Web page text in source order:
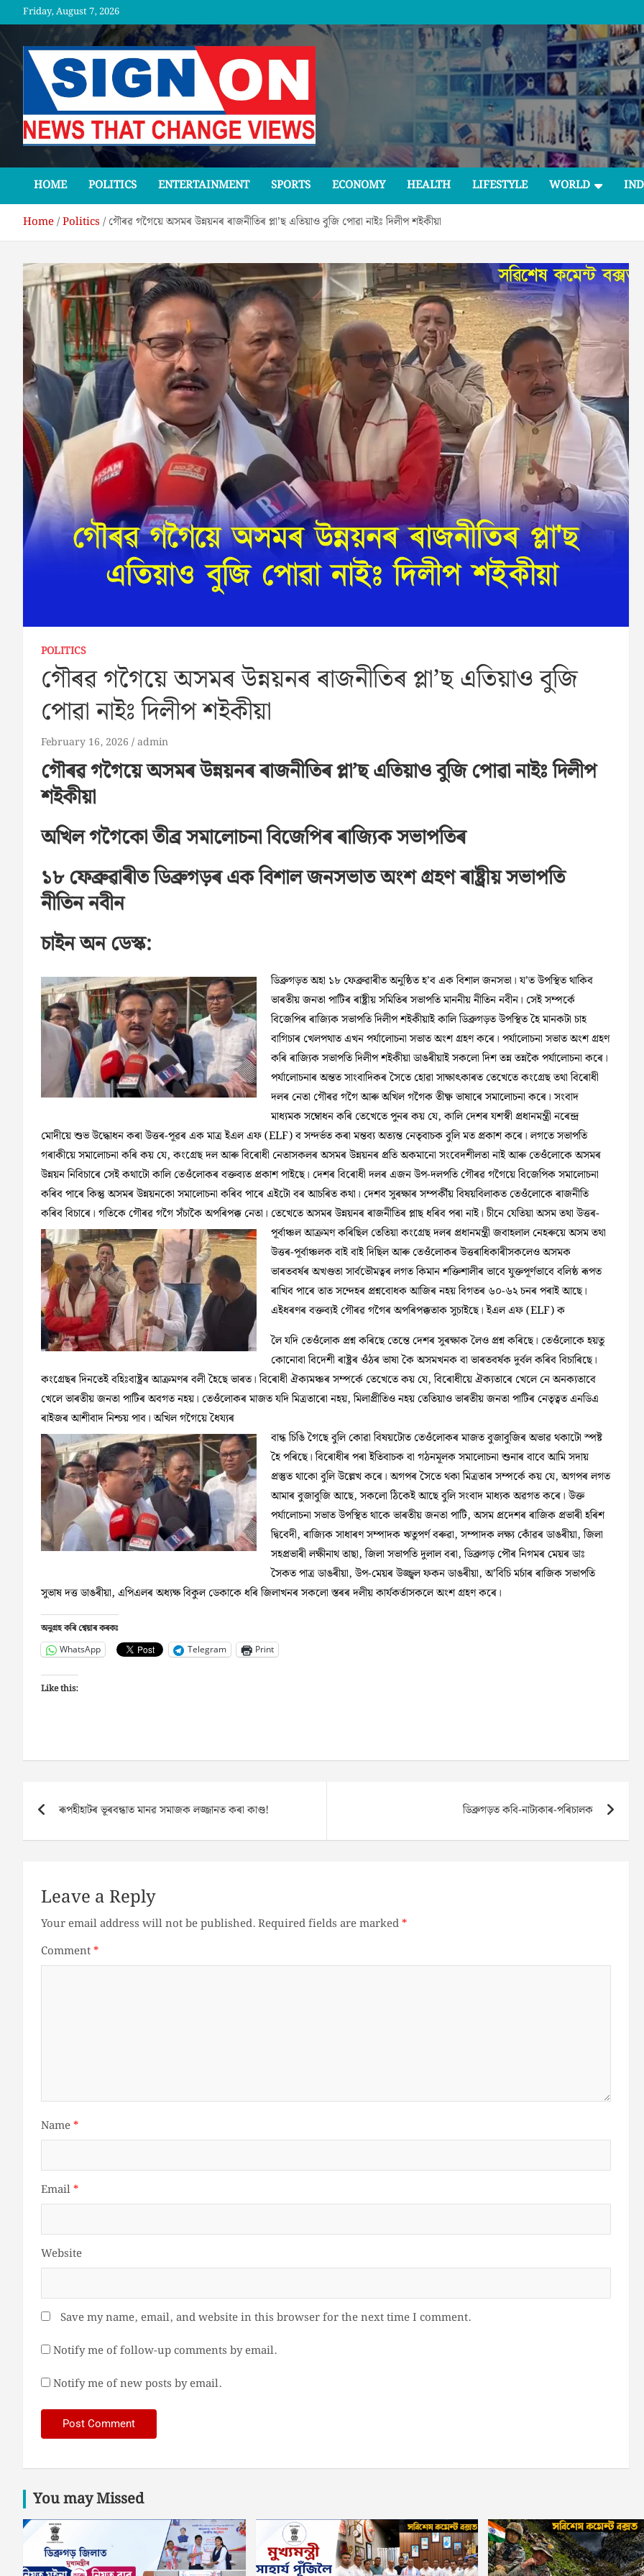
to
Friday, August 7, 2026
SGNON
HOME POLITICS ENTERTAINMENT SPORTS ECONOMY HEALTH LIFESTYLE WORLD
Home Politics গৌৰৱ গগৈয়ে অসমৰ উন্নয়নৰ ৰাজনীতিৰ প্লা’ছ এতিয়াও বুজি পোৱা নাইঃ দিলীপ শইকীয়া
POLITICS
গৌৰৱ গগৈয়ে অসমৰ উন্নয়নৰ ৰাজনীতিৰ প্লা’ছ এতিয়াও বুজি
পোৱা নাইঃ দিলীপ শইকীয়া
February 16, 2026 admin
গৌৰৱ গগৈয়ে অসমৰ উন্নয়নৰ ৰাজনীতিৰ প্লা’ছ এতিয়াও বুজি পোৱা নাইঃ দিলীপ
শইকীয়া
অখিল গগৈকো তীব্র সমালোচনা বিজেপিৰ ৰাজ্যিক সভাপতিৰ
১৮ ফেব্ৰুৱাৰীত ডিব্ৰুগড়ৰ এক বিশাল জনসভাত অংশ গ্রহণ ৰাষ্ট্ৰীয় সভাপতি
নীতিন নবীন
চাইন অন ডেস্ক:
ডিব্ৰুগড়ত অহা ১৮ ফেব্রুৱাৰীত অনুষ্ঠিত হ’ব এক বিশাল জনসভা। য’ত উপস্থিত থাকিব
ভাৰতীয় জনতা পাটিৰ ৰাষ্ট্ৰীয় সমিতিৰ সভাপতি মাননীয় নীতিন নবীন। সেই সম্পর্কে
বিজেপিৰ ৰাজ্যিক সভাপতি দিলীপ শইকীয়াই কালি ডিব্রুগড়ত উপস্থিত হৈ মানকটা চাহ
বাগিচাৰ খেলপথাত এখন পর্যালোচনা সভাত অংশ গ্রহণ কৰে। পর্যালোচনা সভাত অংশ গ্রহণ
কৰি ৰাজ্যিক সভাপতি দিলীপ শইকীয়া ডাঙৰীয়াই সকলো দিশ তন্ন তন্নকৈ পর্যালোচনা কৰে।
পর্যালোচনাৰ অন্তত সাংবাদিকৰ সৈতে হোৱা সাক্ষাৎকাৰত তেখেতে কংগ্ৰেছ তথা বিৰোধী
দলৰ নেতা গৌৰৱ গগৈ আৰু অখিল গগৈক তীক্ষ্ণ ভাষাৰে সমালোচনা কৰে। সংবাদ
মাধ্যমক সম্বোধন কৰি তেখেতে পুনৰ কয় যে, কালি দেশৰ যশস্বী প্রধানমন্ত্রী নৰেন্দ্র
মোদীয়ে শুভ উদ্ধোধন কৰা উত্তৰ-পূৱৰ এক মাত্র ইএল এফ (ELF) ব সন্দৰ্ভত কৰা মন্তব্য অত্যন্ত নেতৃবাচক বুলি মত প্রকাশ কৰে। লগতে সভাপতি
গৰাকীয়ে সমালোচনা কৰি কয় যে, কংগ্ৰেছ দল আৰু বিৰোধী নেতাসকলৰ অসমৰ উন্নয়নৰ প্ৰতি অকমানো সংবেদশীলতা নাই আৰু তেওঁলোকে অসমৰ
উন্নয়ন নিবিচাৰে সেই কথাটো কালি তেওঁলোকৰ বক্তব্যত প্রকাশ পাইছে। দেশৰ বিৰোধী দলৰ এজন উপ-দলপতি গৌৰৱ গগৈয়ে বিজেপিক সমালোচনা
কৰিব পাৰে কিন্তু অসমৰ উন্নয়নকো সমালোচনা কৰিব পাৰে এইটো বৰ আচৰিত কথা। দেশব সুৰক্ষাৰ সম্পৰ্কীয় বিষয়বিলাকত তেওঁলোকে ৰাজনীতি
কৰিব বিচাৰে। গতিকে গৌৰৱ গগৈ সঁচাকৈ অপৰিপক্ক নেতা। তেখেতে অসমৰ উন্নয়নৰ ৰাজনীতিৰ প্লাছ ধৰিব পৰা নাই। চীনে যেতিয়া অসম তথা উত্তৰ-
পূর্বাঞ্চল আক্রমণ কৰিছিল তেতিয়া কংগ্ৰেছদলৰ প্রধানমন্ত্রী জবাহলাল নেহৰুয়ে অসম তথা
উত্তৰ-পূর্বাঞ্চলক বাই বাই দিছিল আৰু তেওঁলোকৰ উত্তৰাধিকাৰীসকলেও অসমক
ভাৰতবর্ষৰ অখণ্ডতা সার্বভৌমত্বৰ লগত কিমান শক্তিশালীৰ ভাবে যুক্তপূর্ণভাবে বলিষ্ঠ ৰূপত
ৰাখিব পাৰে তাত সন্দেহৰ প্রশ্নবোধক আজিৰ নহয় বিগতৰ ৬০-৬২ চনৰ পৰাই আছে।
এইধৰণৰ বক্তব্যই গৌৰৱ গগৈৰ অপৰিপক্কতাক সুচাইছে। ইএল এফ (ELF) ক
লৈ যদি তেওঁলোক প্রশ্ন কৰিছে তেন্তে দেশৰ সুৰক্ষাক লৈও প্রশ্ন কৰিছে। তেওঁলোকে হয়তু
কোনোবা বিদেশী ৰাষ্ট্ৰৰ ওঁঠৰ ভাষা কৈ অসমখনক বা ভাৰতবৰ্ষক দুর্বল কৰিব বিচাৰিছে।
কংগ্ৰেছৰ দিনতেই বহিঃবাষ্ট্রৰ আক্ৰমণৰ বলী হৈছে ভাৰত। বিৰোধী ঐক্যমঞ্চৰ সম্পর্কে তেখেতে কয় যে, বিৰোধীয়ে ঐক্যতাৰে খেলে নে অনক্যতাবে
খেলে ভাৰতীয় জনতা পাটিৰ অবগত নহয়। তেওঁলোকৰ মাজত যদি মিত্রতাৰো নহয়, মিলাপ্রীতিও নহয় তেতিয়াও ভাৰতীয় জনতা পাটিৰ নেতৃত্বত এনডিএ
ৰাইজৰ আশীবাদ নিশ্চয় পাব। অখিল গগৈয়ে ধৈয্যৰ
বান্ধ চিঙি গৈছে বুলি কোৱা বিষয়টোত তেওঁলোকৰ মাজত বুজাবুজিৰ অভাৱ থকাটো স্পষ্ট
হৈ পৰিছে। বিৰোধীৰ পৰা ইতিবাচক বা গঠনমূলক সমালোচনা শুনাৰ বাবে আমি সদায়
প্রস্তুত থাকো বুলি উল্লেখ কৰে। অগপৰ সৈতে থকা মিত্ৰতাৰ সম্পর্কে কয় যে, অগপৰ লগত
আমাৰ বুজাবুজি আছে, সকলো ঠিকেই আছে বুলি সংবাদ মাধ্যক অৱগত কৰে। উক্ত
পর্যালোচনা সভাত উপস্থিত থাকে ভাৰতীয় জনতা পাটি, অসম প্রদেশৰ ৰাজিক প্ৰভাৰী হৰিশ
দ্বিবেদী, ৰাজ্যিক সাধাৰণ সম্পাদক ঋতুপর্ণ বৰুৱা, সম্পাদক লক্ষ্য কোঁৱৰ ডাঙৰীয়া, জিলা
সহপ্রভাৰী লক্ষীনাথ তাছা, জিলা সভাপতি দুলাল বৰা, ডিব্ৰুগড় পৌৰ নিগমৰ মেয়ৰ ডাঃ
সৈকত পাত্র ডাঙৰীয়া, উপ-মেয়ৰ উজ্জ্বল ফকন ডাঙৰীয়া, অ’বিচি মৰ্চাৰ ৰাজিক সভাপতি
সুভাষ দত্ত ডাঙৰীয়া, এপিএলৰ অধ্যক্ষ বিকুল ডেকাকে ধৰি জিলাখনৰ সকলো স্তৰৰ দলীয় কার্যকর্তাসকলে অংশ গ্রহণ কৰে।
অনুগ্ৰহ কৰি শ্বেয়াৰ কৰকঃ
WhatsApp Telegram Print
Like this:
Post
navigation
ৰূপহীহাটৰ ভূৰবন্ধাত মানৱ সমাজক লজ্জানত কৰা কাণ্ড! ডিব্ৰুগড়ত কবি-নাট্যকাৰ-পৰিচালক
Leave a Reply
Your email address will not be published.Required fields are marked*
Comment*
Name*
Email*
Website
Save my name, email, and website in this browser for the next time I comment.
Notify me of follow-up comments by email.
Notify me of new posts by email.
You may Missed